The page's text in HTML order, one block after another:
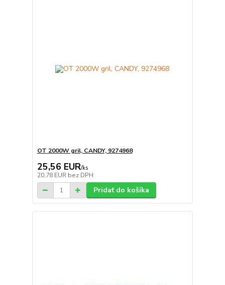
OT 2000W gril, CANDY, 9274968
25,56 EUR/ks
20,78 EUR bez DPH
Pridať do košíka